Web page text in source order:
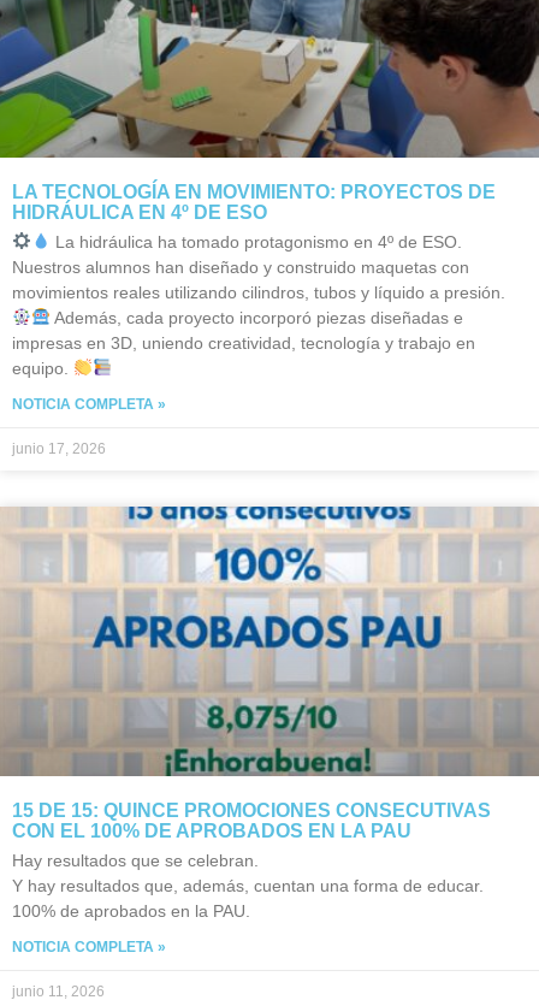
LA TECNOLOGÍA EN MOVIMIENTO: PROYECTOS DE
HIDRÁULICA EN 4º DE ESO
La hidráulica ha tomado protagonismo en 4º de ESO.
Nuestros alumnos han diseñado y construido maquetas con
movimientos reales utilizando cilindros, tubos y líquido a presión.
Además, cada proyecto incorporó piezas diseñadas e
impresas en 3D, uniendo creatividad, tecnología y trabajo en
equipo.
NOTICIA COMPLETA »
junio 17, 2026
15 DE 15: QUINCE PROMOCIONES CONSECUTIVAS
CON EL 100% DE APROBADOS EN LA PAU
Hay resultados que se celebran.
Y hay resultados que, además, cuentan una forma de educar.
100% de aprobados en la PAU.
NOTICIA COMPLETA »
junio 11, 2026